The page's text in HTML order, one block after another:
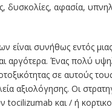
αφασία,
είναι συνήθως εντός
αργότερα. Ένας πολύ
σε αυτούς
αξιολόγησης. Οι
tocilizumab και / ή